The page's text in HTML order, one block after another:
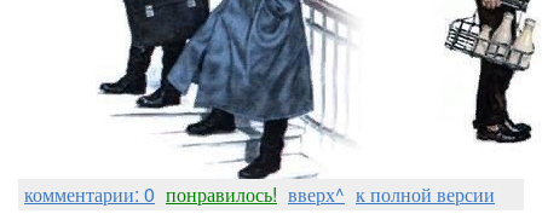
комментарии: 0 понравилось! вверх^ к полной версии